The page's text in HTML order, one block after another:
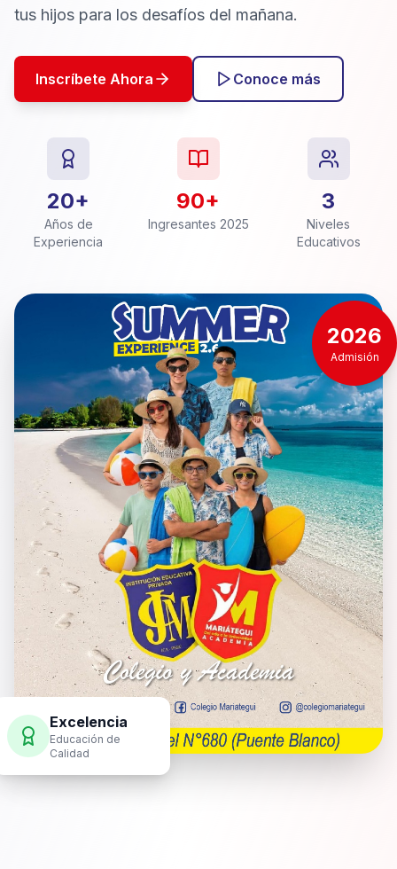
tus hijos para los desafíos del mañana.
Inscríbete Ahora Conoce más
20+
Años de
Experiencia
90+
Ingresantes 2025
3
Niveles
Educativos
Excelencia
Educación de
Calidad
2026
Admisión